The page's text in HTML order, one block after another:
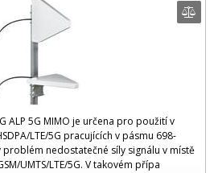
ALP 5G MIMO je určena pro použití v
LTE/5G pracujících v pásmu 698-
problém nedostatečné síly signálu v místě
UMTS/LTE/5G. V takovém přípa